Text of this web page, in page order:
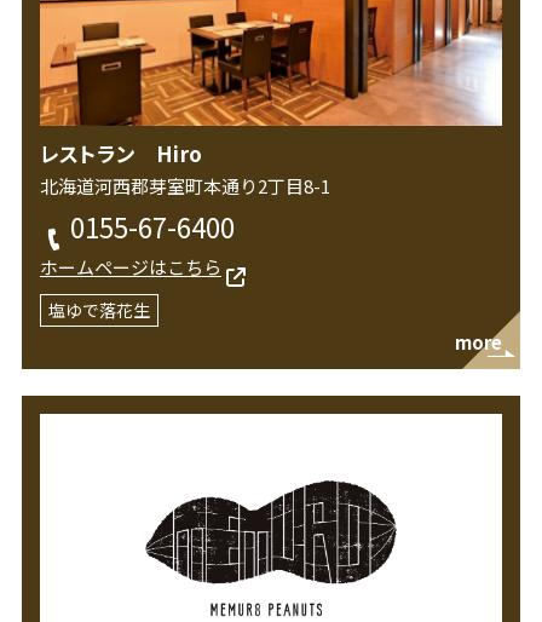
レストラン Hiro
北海道河西郡芽室町本通り2丁目8-1
0155-67-6400
ホームページはこちら
塩ゆで落花生
more